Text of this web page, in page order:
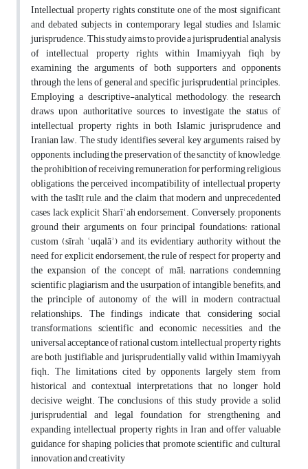
Intellectual property rights constitute one of the most significant
and debated subjects in contemporary legal studies and Islamic
jurisprudence. This study aims to provide a jurisprudential analysis
of intellectual property rights within Imamiyyah fiqh by
examining the arguments of both supporters and opponents
through the lens of general and specific jurisprudential principles.
Employing a descriptive-analytical methodology, the research
draws upon authoritative sources to investigate the status of
intellectual property rights in both Islamic jurisprudence and
Iranian law. The study identifies several key arguments raised by
opponents, including the preservation of the sanctity of knowledge,
the prohibition of receiving remuneration for performing religious
obligations, the perceived incompatibility of intellectual property
with the taslīṭ rule, and the claim that modern and unprecedented
cases lack explicit Sharīʿah endorsement. Conversely, proponents
ground their arguments on four principal foundations: rational
custom (sīrah ʿuqalāʾ) and its evidentiary authority without the
need for explicit endorsement; the rule of respect for property and
the expansion of the concept of māl; narrations condemning
scientific plagiarism and the usurpation of intangible benefits; and
the principle of autonomy of the will in modern contractual
relationships. The findings indicate that, considering social
transformations, scientific and economic necessities, and the
universal acceptance of rational custom, intellectual property rights
are both justifiable and jurisprudentially valid within Imamiyyah
fiqh. The limitations cited by opponents largely stem from
historical and contextual interpretations that no longer hold
decisive weight. The conclusions of this study provide a solid
jurisprudential and legal foundation for strengthening and
expanding intellectual property rights in Iran and offer valuable
guidance for shaping policies that promote scientific and cultural
innovation and creativity